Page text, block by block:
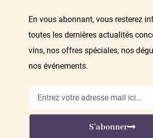
En vous abonnant, vous resterez
toutes les dernières actualités
vins, nos offres spéciales, nos
nos événements.
S’abonner